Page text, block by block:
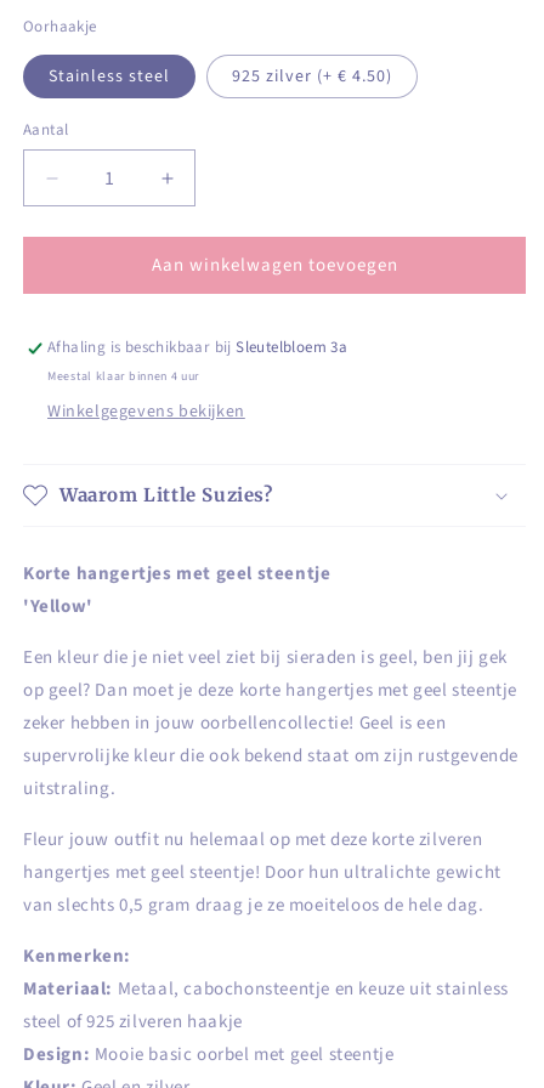
Oorhaakje
Stainless steel 925 zilver (+ € 4.50)
Aantal
Aantal
Aantal
verlagen
voor
hangertjes
geel
steentje
Aantal
verhogen
voor
Korte
hangertjes
geel
steentje
Aan winkelwagen toevoegen
Afhaling is beschikbaar bijSleutelbloem 3a
Meestal klaar binnen 4 uur
Winkelgegevens bekijken
Waarom Little Suzies?
Korte hangertjes met geel steentje
'Yellow'
Een kleur die je niet veel ziet bij sieraden is geel, ben jij gek
op geel? Dan moet je deze korte hangertjes met geel steentje
zeker hebben in jouw oorbellencollectie! Geel is een
supervrolijke kleur die ook bekend staat om zijn rustgevende
uitstraling.
Fleur jouw outfit nu helemaal op met deze korte zilveren
hangertjes met geel steentje! Door hun ultralichte gewicht
van slechts 0,5 gram draag je ze moeiteloos de hele dag.
Kenmerken:
Materiaal: Metaal, cabochonsteentje en keuze uit stainless
steel of 925 zilveren haakje
Design: Mooie basic oorbel met geel steentje